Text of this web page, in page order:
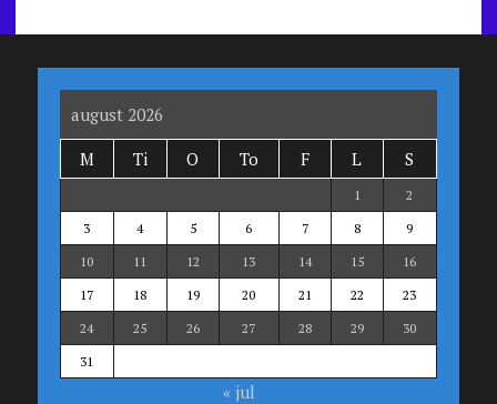
august 2026
M
Ti O To F L S
1
2
3
4 5 6 7 8
9
10
11 12 13 14 15
16
17
18 19 20 21 22
23
24
25 26 27 28 29
30
31
« jul